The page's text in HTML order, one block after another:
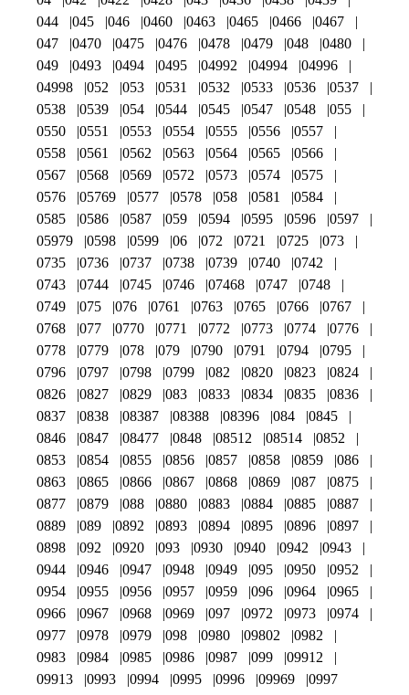
044
045 046 0460 0463 0465 0466
0467
047
0470 0475 0476 0478 0479 048
0480
049
0493 0494 0495 04992 04994
04996
04998
052 053 0531 0532 0533 0536
0537
0538
0539 054 0544 0545 0547 0548
055
0550
0551 0553 0554 0555 0556
0557
0558
0561 0562 0563 0564 0565
0566
0567
0568 0569 0572 0573 0574
0575
0576
05769 0577 0578 058 0581
0584
0585
0586 0587 059 0594 0595 0596
0597
05979
0598 0599 06 072 0721 0725
073
0735
0736 0737 0738 0739 0740
0742
0743
0744 0745 0746 07468 0747
0748
0749
075 076 0761 0763 0765 0766
0767
0768
077 0770 0771 0772 0773 0774
0776
0778
0779 078 079 0790 0791 0794
0795
0796
0797 0798 0799 082 0820 0823
0824
0826
0827 0829 083 0833 0834 0835
0836
0837
0838 08387 08388 08396 084
0845
0846
0847 08477 0848 08512 08514
0852
0853
0854 0855 0856 0857 0858 0859
086
0863
0865 0866 0867 0868 0869 087
0875
0877
0879 088 0880 0883 0884 0885
0887
0889
089 0892 0893 0894 0895 0896
0897
0898
092 0920 093 0930 0940 0942
0943
0944
0946 0947 0948 0949 095 0950
0952
0954
0955 0956 0957 0959 096 0964
0965
0966
0967 0968 0969 097 0972 0973
0974
0977
0978 0979 098 0980 09802
0982
0983
0984 0985 0986 0987 099
09912
09913
0993 0994 0995 0996 09969 0997